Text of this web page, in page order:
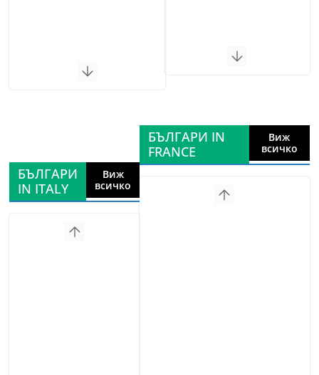
БЪЛГАРИ
IN ITALY
Виж
всичко
БЪЛГАРИ IN
FRANCE
Виж
всичко